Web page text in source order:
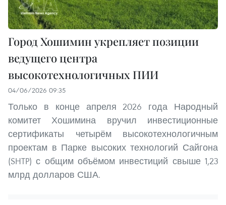
Город Хошимин укрепляет позиции
ведущего центра
высокотехнологичных ПИИ
04/06/2026 09:35
Только в конце апреля 2026 года Народный
комитет Хошимина вручил инвестиционные
сертификаты четырём высокотехнологичным
проектам в Парке высоких технологий Сайгона
(SHTP) с общим объёмом инвестиций свыше 1,23
млрд долларов США.